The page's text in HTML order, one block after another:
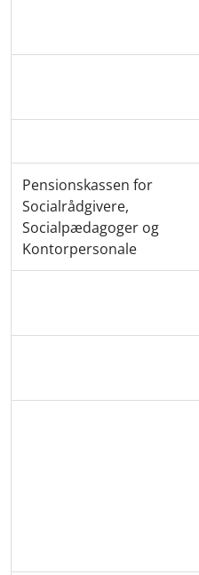
Pensionskassen for
Socialrådgivere,
Socialpædagoger og
Kontorpersonale